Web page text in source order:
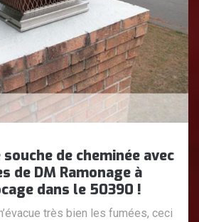
de cheminée avec
de DM Ramonage à
dans le 50390 !
très bien les fumées, ceci